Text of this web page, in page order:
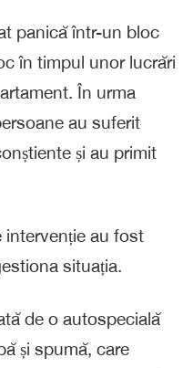
panică într-un bloc
în timpul unor lucrări
În urma
au suferit
și au primit
intervenție au fost
situația.
de o autospecială
și spumă, care